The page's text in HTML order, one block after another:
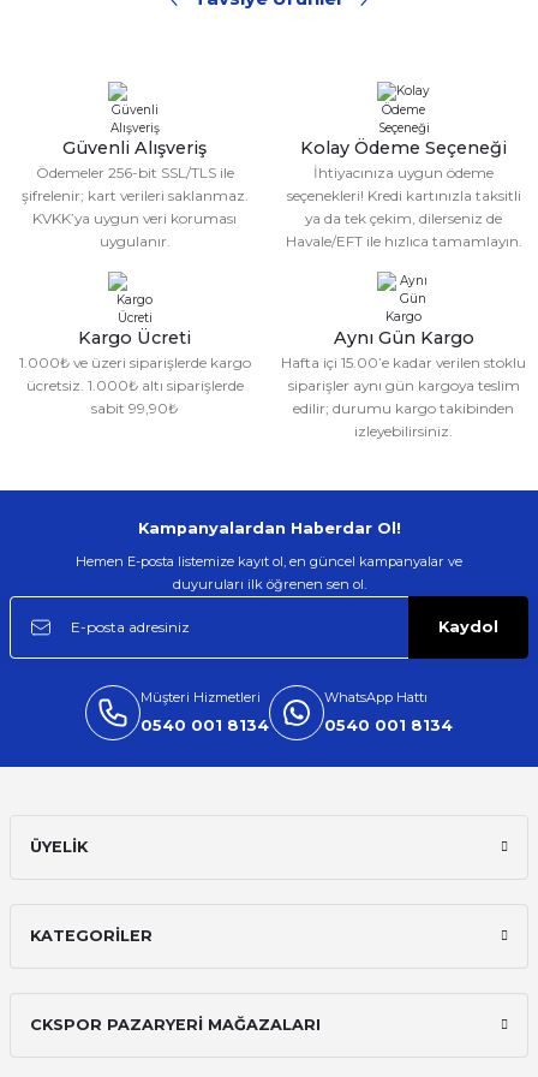
Ürün bilgilerinde hatalar bulunuyor.
Ürün fiyatı diğer sitelerden daha pahalı.
Bu ürüne benzer farklı alternatifler olmalı.
Sitemize ilk yorumu siz yapın!
55 CM Pilates Topu
399,99 TL
299,99 TL
Güvenli Alışveriş
Ödemeler 256-bit SSL/TLS ile
şifrelenir; kart verileri saklanmaz.
KVKK’ya uygun veri koruması
uygulanır.
Kolay Ödeme Seçeneği
İhtiyacınıza uygun ödeme
seçenekleri! Kredi kartınızla taksitli
ya da tek çekim, dilerseniz de
Havale/EFT ile hızlıca tamamlayın.
Kargo Ücreti
1.000₺ ve üzeri siparişlerde kargo
ücretsiz. 1.000₺ altı siparişlerde
sabit 99,90₺
Aynı Gün Kargo
Hafta içi 15.00’e kadar verilen stoklu
siparişler aynı gün kargoya teslim
edilir; durumu kargo takibinden
izleyebilirsiniz.
Kampanyalardan Haberdar Ol!
Hemen E-posta listemize kayıt ol, en güncel kampanyalar ve
duyuruları ilk öğrenen sen ol.
Kaydol
Müşteri Hizmetleri
0540 001 8134
WhatsApp Hattı
0540 001 8134
ÜYELİK
KATEGORİLER
CKSPOR PAZARYERİ MAĞAZALARI